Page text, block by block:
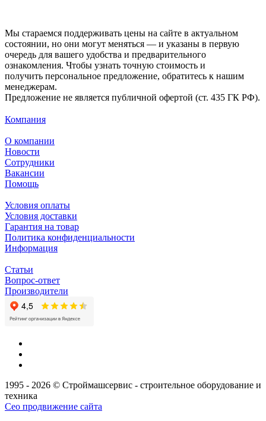
Мы стараемся поддерживать цены на сайте в актуальном
состоянии, но они могут меняться — и указаны в первую
очередь для вашего удобства и предварительного
ознакомления. Чтобы узнать точную стоимость и
получить персональное предложение, обратитесь к нашим
менеджерам.
Предложение не является публичной офертой (ст. 435 ГК РФ).
Компания
О компании
Новости
Сотрудники
Вакансии
Помощь
Условия оплаты
Условия доставки
Гарантия на товар
Политика конфиденциальности
Информация
Статьи
Вопрос-ответ
Производители
1995 - 2026 © Строймашсервис - строительное оборудование и
техника
Сео продвижение сайта